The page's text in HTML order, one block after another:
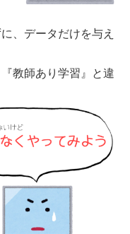
、データだけを与え
教師あり学習』と違